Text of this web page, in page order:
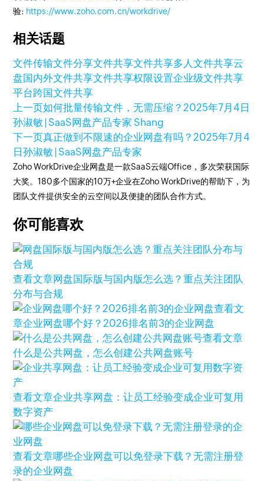
验: https://www.zoho.com.cn/workdrive/
相关话题
文件传输文件分享文件共享文件共享多人文件共享云
盘国内外文件共享文件共享权限设置企业级文件共享
平台跨国文件共享
上一页如何批量传输文件，无需压缩？2025年7月4日
孙淑敏 | SaaS网盘产品专家 Shang
下一页真正做到不限速的企业网盘有吗？2025年7月4
日孙淑敏 | SaaS网盘产品专家
Zoho WorkDrive企业网盘是一款SaaS云端Office，多次荣获国际
大奖。180多个国家的10万+企业在Zoho WorkDrive的帮助下，为
团队文件提供安全的云空间以及便捷的团队合作方式。
你可能喜欢
查看文章网盘国际版与国内版怎么选？重点关注团队
分布与合规
查看文
章企业网盘哪个好？2026排名前3的企业网盘
查看文章
什么是公共网盘，怎么创建公共网盘账号
查看文章企业共享网盘：让员工经验变成企业可复用
数字资产
查看文章哪些企业网盘可以免登录下载？无需注册登
录的企业网盘